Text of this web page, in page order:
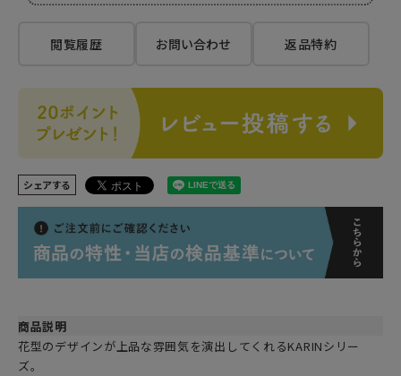
閲覧履歴 お問い合わせ 返品特約
シェアする
商品説明
花型のデザインが上品な雰囲気を演出してくれるKARINシリー
ズ。